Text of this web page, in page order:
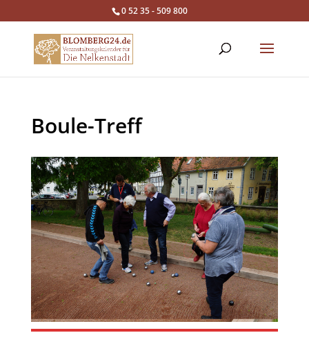
0 52 35 - 509 800
Boule-Treff